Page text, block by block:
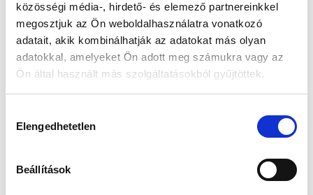
közösségi média-, hirdető- és elemező partnereinkkel
megosztjuk az Ön weboldalhasználatra vonatkozó
adatait, akik kombinálhatják az adatokat más olyan
adatokkal, amelyeket Ön adott meg számukra vagy az
Ön által használt más szolgáltatásokból gyűjtöttek.
kiválasztása
Elengedhetetlen
Beállítások
KOSÁRBA TESZ